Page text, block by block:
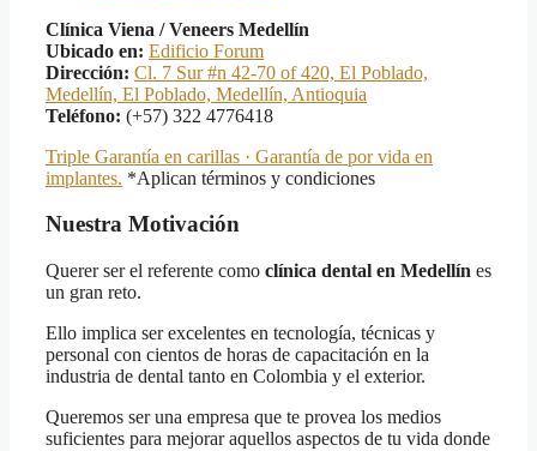
Clínica Viena / Veneers Medellín
Ubicado en: Edificio Forum
Dirección: Cl. 7 Sur #n 42-70 of 420, El Poblado,
Medellín, El Poblado, Medellín, Antioquia
Teléfono: (+57) 322 4776418
Triple Garantía en carillas · Garantía de por vida en
implantes. *Aplican términos y condiciones
Nuestra Motivación
Querer ser el referente como clínica dental en Medellín es
un gran reto.
Ello implica ser excelentes en tecnología, técnicas y
personal con cientos de horas de capacitación en la
industria de dental tanto en Colombia y el exterior.
Queremos ser una empresa que te provea los medios
suficientes para mejorar aquellos aspectos de tu vida donde